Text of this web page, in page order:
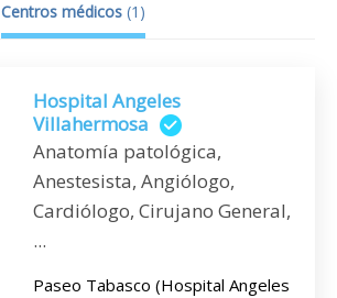
Centros médicos (1 )
Hospital Angeles
Villahermosa
Anatomía patológica,
Anestesista, Angiólogo,
Cardiólogo, Cirujano General,
...
Paseo Tabasco (Hospital Angeles